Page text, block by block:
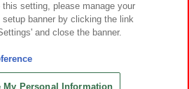
Namco Amusement Inc.
Amusement Lab Inc.
Co., Ltd. All Rights Reserved.
this setting, please manage your
banner by clicking the link
and close the banner.
My Personal Information